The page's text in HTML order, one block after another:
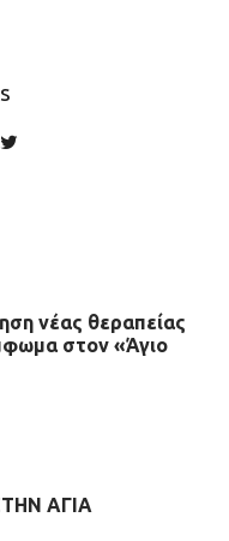
νέας θεραπείας
στον «Άγιο
ΑΓΙΑ